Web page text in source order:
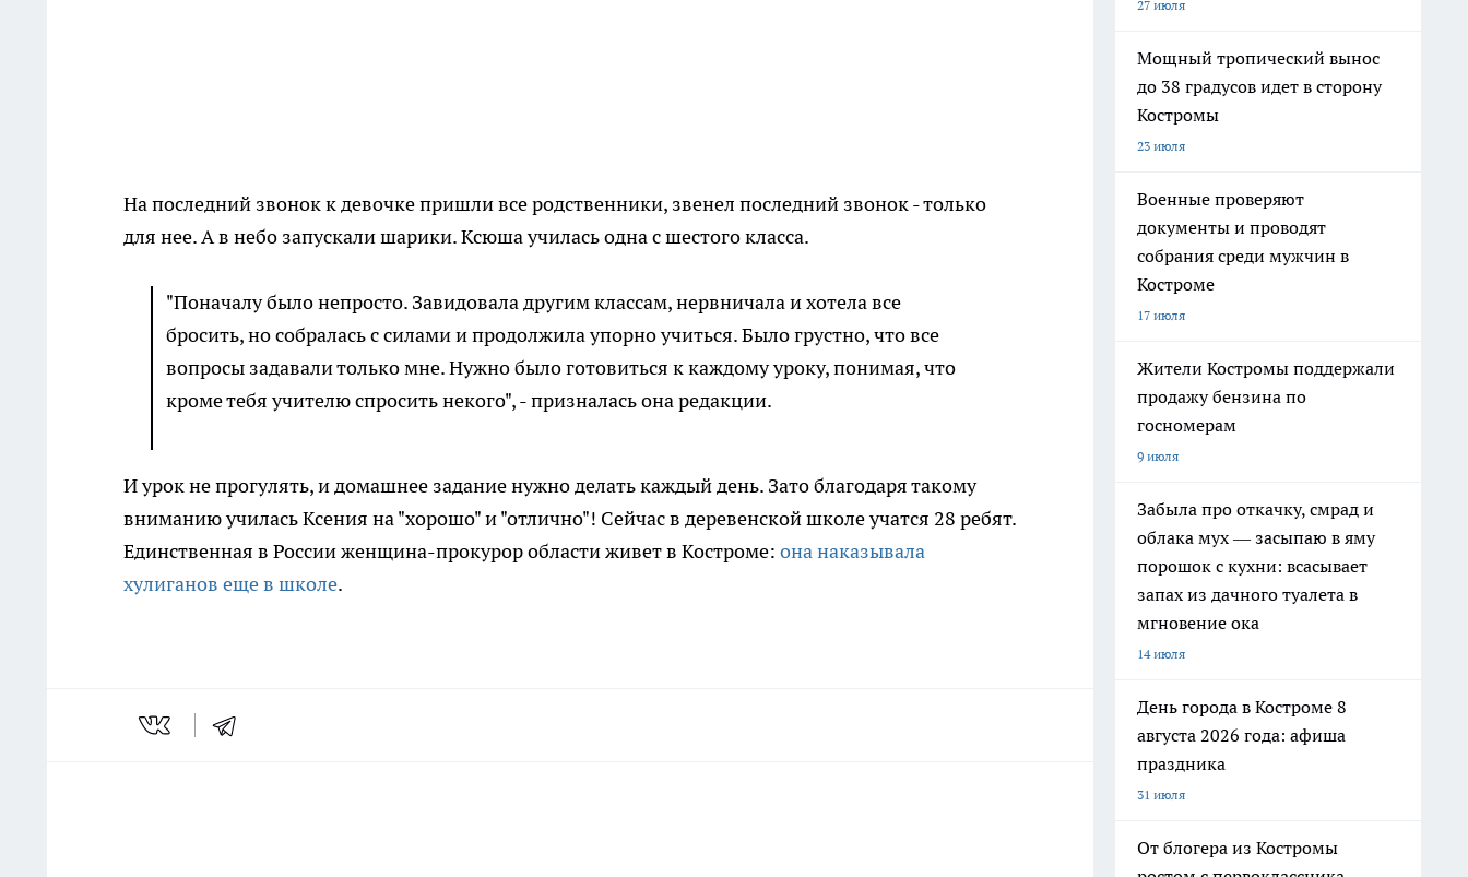
На последний звонок к девочке пришли все родственники, звенел последний звонок - только
для нее. А в небо запускали шарики. Ксюша училась одна с шестого класса.
"Поначалу было непросто. Завидовала другим классам, нервничала и хотела все
бросить, но собралась с силами и продолжила упорно учиться. Было грустно, что все
вопросы задавали только мне. Нужно было готовиться к каждому уроку, понимая, что
кроме тебя учителю спросить некого", - призналась она редакции.
И урок не прогулять, и домашнее задание нужно делать каждый день. Зато благодаря такому
вниманию училась Ксения на "хорошо" и "отлично"! Сейчас в деревенской школе учатся 28 ребят.
Единственная в России женщина-прокурор области живет в Костроме: она наказывала
хулиганов еще в школе.
27 июля
Мощный тропический вынос
до 38 градусов идет в сторону
Костромы
23 июля
Военные проверяют
документы и проводят
собрания среди мужчин в
Костроме
17 июля
Жители Костромы поддержали
продажу бензина по
госномерам
9 июля
Забыла про откачку, смрад и
облака мух — засыпаю в яму
порошок с кухни: всасывает
запах из дачного туалета в
мгновение ока
14 июля
День города в Костроме 8
августа 2026 года: афиша
праздника
31 июля
От блогера из Костромы